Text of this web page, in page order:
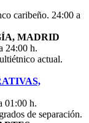
caribeño. 24:00 a
MADRID
24:00 h.
actual.
01:00 h.
de separación.